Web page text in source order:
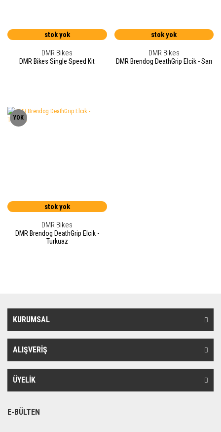
stok yok
DMR Bikes
DMR Bikes Single Speed Kit
stok yok
DMR Bikes
DMR Brendog DeathGrip Elcik - Sarı
YOK
stok yok
DMR Bikes
DMR Brendog DeathGrip Elcik -
Turkuaz
KURUMSAL
ALIŞVERİŞ
ÜYELİK
E-BÜLTEN